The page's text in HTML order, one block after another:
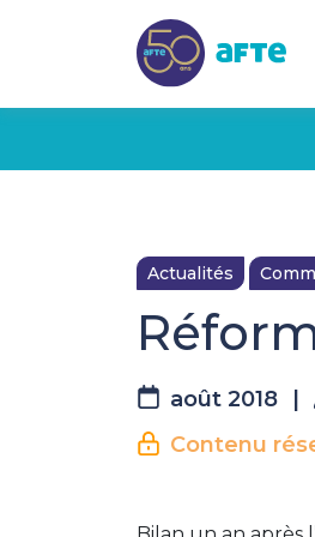
Actualités
août 2018
Contenu